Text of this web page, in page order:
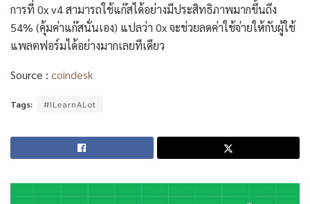
การที่ 0x v4 สามารถใช้แก๊สได้อย่างมีประสิทธิภาพมากขึ้นถึง
54% (คุ้มค่าแก๊สนั่นเอง) แปลว่า 0x จะช่วยลดค่าใช้จ่ายให้กับผู้ใช้
แพลตฟอร์มได้อย่างมากเลยทีเดียว
Source : coindesk
Tags: #ILearnALot